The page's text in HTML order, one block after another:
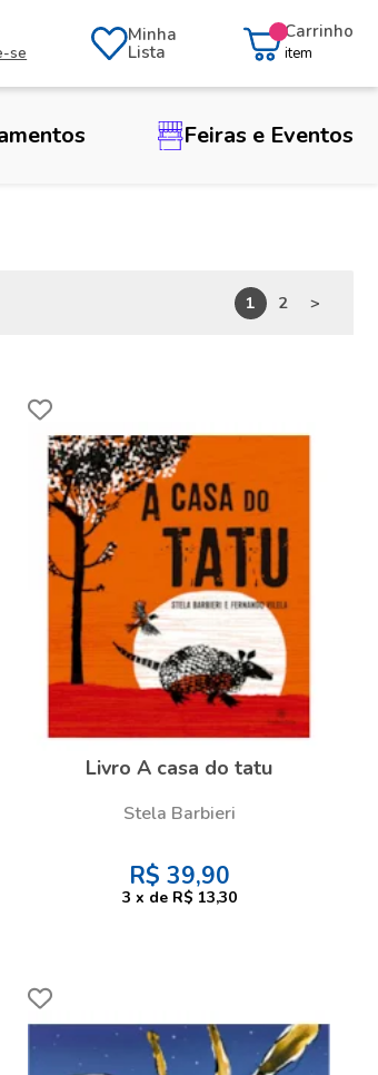
se
Minha
Lista
Carrinho
item
Feiras e Eventos
1 2 >
Livro A casa do tatu
Stela Barbieri
R$ 39,90
3 x de R$ 13,30